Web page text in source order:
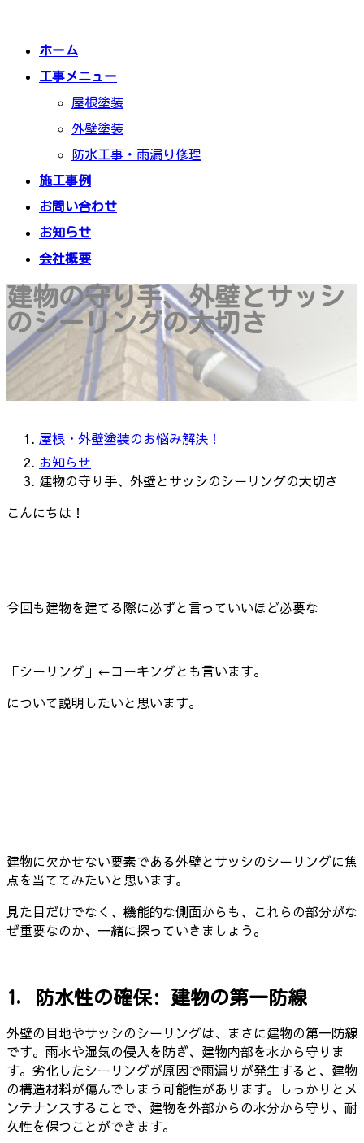
ホーム
工事メニュー
屋根塗装
外壁塗装
防水工事・雨漏り修理
施工事例
お問い合わせ
お知らせ
会社概要
建物の守り手、外壁とサッシ
のシーリングの大切さ
屋根・外壁塗装のお悩み解決！
お知らせ
建物の守り手、外壁とサッシのシーリングの大切さ
こんにちは！
今回も建物を建てる際に必ずと言っていいほど必要な
「シーリング」←コーキングとも言います。
について説明したいと思います。
建物に欠かせない要素である外壁とサッシのシーリングに焦
点を当ててみたいと思います。
見た目だけでなく、機能的な側面からも、これらの部分がな
ぜ重要なのか、一緒に探っていきましょう。
1. 防水性の確保: 建物の第一防線
外壁の目地やサッシのシーリングは、まさに建物の第一防線
です。雨水や湿気の侵入を防ぎ、建物内部を水から守りま
す。劣化したシーリングが原因で雨漏りが発生すると、建物
の構造材料が傷んでしまう可能性があります。しっかりとメ
ンテナンスすることで、建物を外部からの水分から守り、耐
久性を保つことができます。